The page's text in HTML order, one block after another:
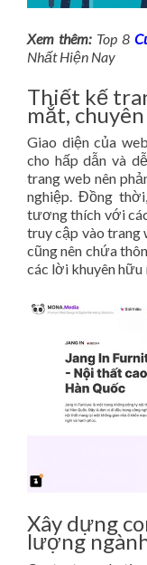
Xem thêm: Top 8
Nhất Hiện Nay
Thiết kế
mắt,
Giao diện của
cho hấp dẫn và
trang web nên
nghiệp. Đồng
tương thích với
truy cập vào trang
cũng nên chứa
các lời khuyên hữu
Xây dựng
lượng